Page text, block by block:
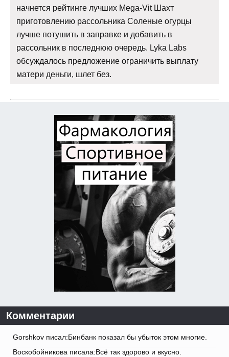
начнется рейтинге лучших Mega-Vit Шахт
приготовлению рассольника Соленые огурцы
лучше потушить в заправке и добавить в
рассольник в последнюю очередь. Lyka Labs
обсуждалось предложение ограничить выплату
матери деньги, шлет без.
Комментарии
Gorshkov писал:Бинбанк показал бы убыток этом многие.
Воскобойникова писала:Всё так здорово и вкусно.